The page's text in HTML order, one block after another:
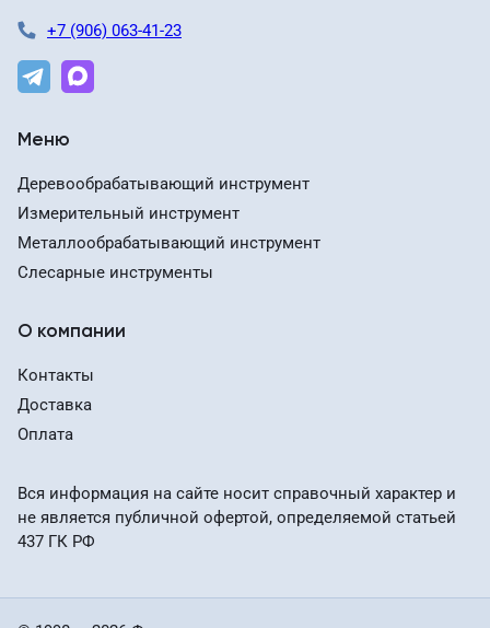
+7 (906) 063-41-23
Меню
Деревообрабатывающий инструмент
Измерительный инструмент
Металлообрабатывающий инструмент
Слесарные инструменты
О компании
Контакты
Доставка
Оплата
Вся информация на сайте носит справочный характер и
не является публичной офертой, определяемой статьей
437 ГК РФ